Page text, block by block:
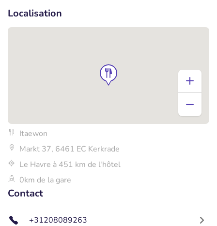
Localisation
Itaewon
Markt 37, 6461 EC Kerkrade
Le Havre à 451 km de l'hôtel
0km de la gare
Contact
+31208089263